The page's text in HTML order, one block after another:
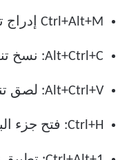
Ctrl+Alt+M إدراج تعليق
Alt+Ctrl+C: نسخ تنسيق
Alt+Ctrl+V: لصق تنسيق
Ctrl+H: فتح جزء البحث والاستبدال